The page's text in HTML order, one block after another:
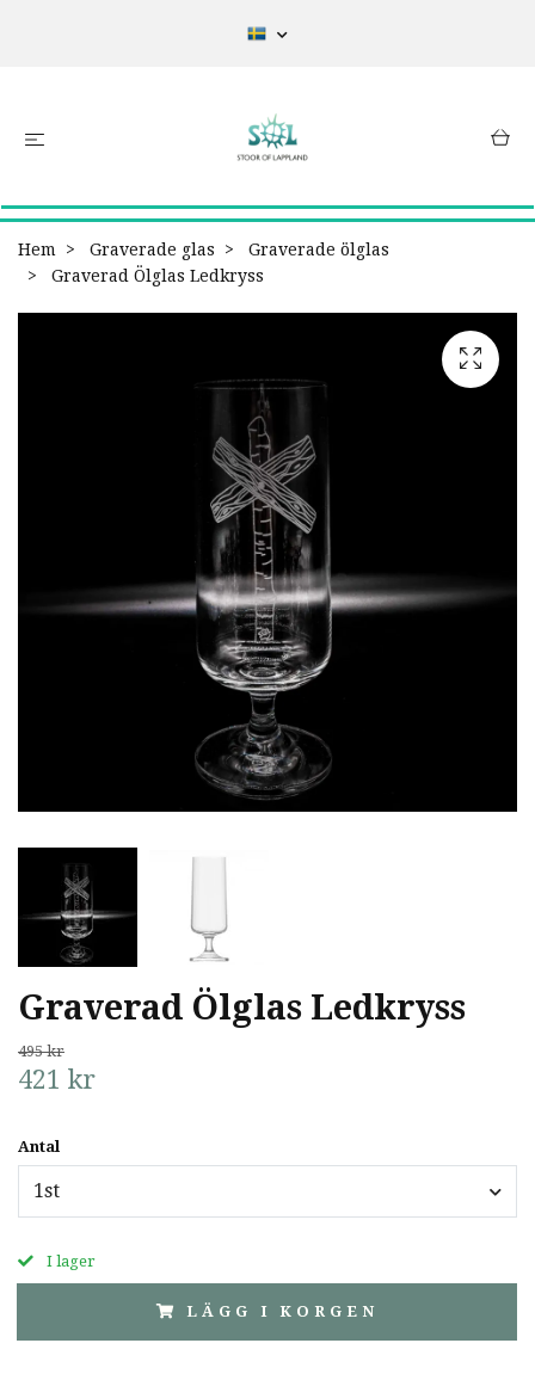
Hem Graverade glas
Graverade ölglas
Graverad Ölglas Ledkryss
Graverad Ölglas Ledkryss
495 kr
421 kr
Antal
1st
I lager
LÄGG I KORGEN